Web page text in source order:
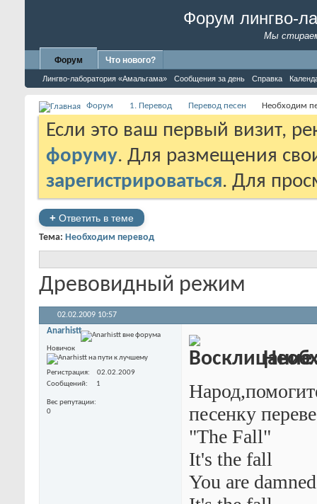
Форум лингво-
Мы
Форум
Лингво-лаборатория «Амальгама» Сообщения за день Справка
Что нового?
Форум 1. Перевод Перевод песен Необходим
Если это ваш первый визит,
форуму. Для размещения
зарегистрироваться. Для
+ Ответить в теме
Тема: Необходим перевод
Древовидный режим
02.02.2009 10:57
Anarhistt
Новичок
Регистрация
02.02.2009
Сообщений
1
Вес репутации
0
песенку
"The Fall"
It's the fall
You are